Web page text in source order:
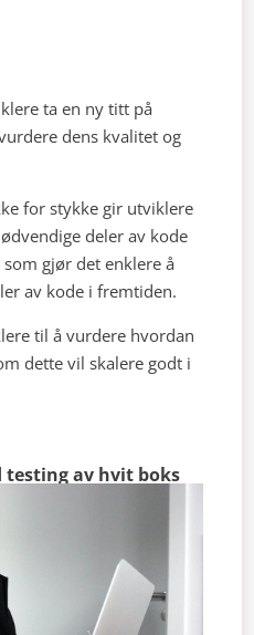
ta en ny titt på
dens kvalitet og
for stykke gir utviklere
deler av kode
gjør det enklere å
av kode i fremtiden.
til å vurdere hvordan
dette vil skalere godt i
av hvit boks